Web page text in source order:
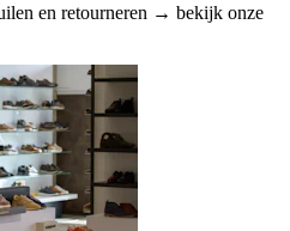
en retourneren → bekijk onze